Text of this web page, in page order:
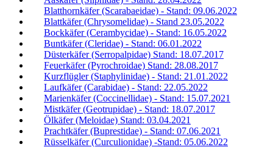
Blatthornkäfer (Scarabaeidae) - Stand: 09.06.2022
Blattkäfer (Chrysomelidae) - Stand 23.05.2022
Bockkäfer (Cerambycidae) - Stand: 16.05.2022
Buntkäfer (Cleridae) - Stand: 06.01.2022
Düsterkäfer (Serropalpidae) Stand: 18.07.2017
Feuerkäfer (Pyrochroidae) Stand: 28.08.2017
Kurzflügler (Staphylinidae) - Stand: 21.01.2022
Laufkäfer (Carabidae) - Stand: 22.05.2022
Marienkäfer (Coccinellidae) - Stand: 15.07.2021
Mistkäfer (Geotrupidae) - Stand: 18.07.2017
Ölkäfer (Meloidae) Stand: 03.04.2021
Prachtkäfer (Buprestidae) - Stand: 07.06.2021
Rüsselkäfer (Curculionidae) -Stand: 05.06.2022